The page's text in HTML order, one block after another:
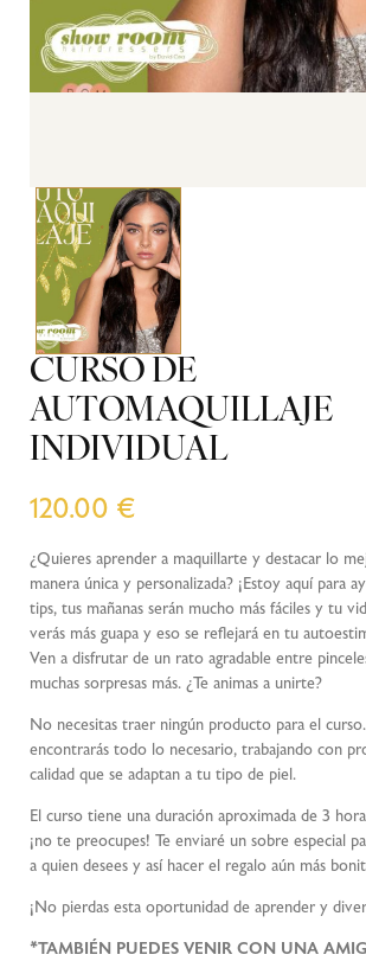
CURSO DE
AUTOMAQUILLAJE
INDIVIDUAL
120.00 €
¿Quieres aprender a maquillarte y destacar lo
manera única y personalizada? ¡Estoy aquí para
tips, tus mañanas serán mucho más fáciles y tu
verás más guapa y eso se reflejará en tu
Ven a disfrutar de un rato agradable entre
muchas sorpresas más. ¿Te animas a unirte?
No necesitas traer ningún producto para el
encontrarás todo lo necesario, trabajando con
calidad que se adaptan a tu tipo de piel.
El curso tiene una duración aproximada de 3
¡no te preocupes! Te enviaré un sobre especial
a quien desees y así hacer el regalo aún más
¡No pierdas esta oportunidad de aprender y
*TAMBIÉN PUEDES VENIR CON UNA